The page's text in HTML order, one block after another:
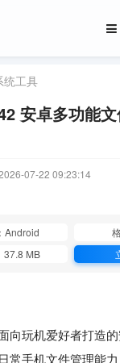
统工具
安卓多功能
07-22 09:23:14
Android
37.8 MB
向玩机爱好者打造
常手机文件管理能